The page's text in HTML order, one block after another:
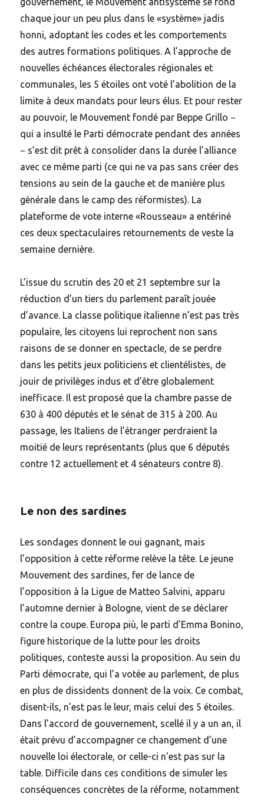
chaque jour un peu plus dans le «système» jadis
honni, adoptant les codes et les comportements
des autres formations politiques. A l’approche de
nouvelles échéances électorales régionales et
communales, les 5 étoiles ont voté l’abolition de la
limite à deux mandats pour leurs élus. Et pour rester
au pouvoir, le Mouvement fondé par Beppe Grillo −
qui a insulté le Parti démocrate pendant des années
− s’est dit prêt à consolider dans la durée l’alliance
avec ce même parti (ce qui ne va pas sans créer des
tensions au sein de la gauche et de manière plus
générale dans le camp des réformistes). La
plateforme de vote interne «Rousseau» a entériné
ces deux spectaculaires retournements de veste la
semaine dernière.
L’issue du scrutin des 20 et 21 septembre sur la
réduction d’un tiers du parlement paraît jouée
d’avance. La classe politique italienne n’est pas très
populaire, les citoyens lui reprochent non sans
raisons de se donner en spectacle, de se perdre
dans les petits jeux politiciens et clientélistes, de
jouir de privilèges indus et d’être globalement
inefficace. Il est proposé que la chambre passe de
630 à 400 députés et le sénat de 315 à 200. Au
passage, les Italiens de l’étranger perdraient la
moitié de leurs représentants (plus que 6 députés
contre 12 actuellement et 4 sénateurs contre 8).
Le non des sardines
Les sondages donnent le oui gagnant, mais
l’opposition à cette réforme relève la tête. Le jeune
Mouvement des sardines, fer de lance de
l’opposition à la Ligue de Matteo Salvini, apparu
l’automne dernier à Bologne, vient de se déclarer
contre la coupe. Europa più, le parti d’Emma Bonino,
figure historique de la lutte pour les droits
politiques, conteste aussi la proposition. Au sein du
Parti démocrate, qui l’a votée au parlement, de plus
en plus de dissidents donnent de la voix. Ce combat,
disent-ils, n’est pas le leur, mais celui des 5 étoiles.
Dans l’accord de gouvernement, scellé il y a un an, il
était prévu d’accompagner ce changement d’une
nouvelle loi électorale, or celle-ci n’est pas sur la
table. Difficile dans ces conditions de simuler les
conséquences concrètes de la réforme, notamment